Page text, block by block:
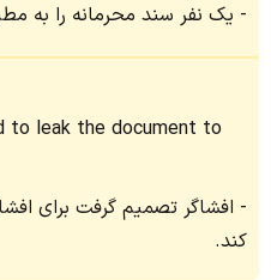
یک نفر سند محرمانه را به
to leak the document to
افشاگر تصمیم گرفت برای
کند.